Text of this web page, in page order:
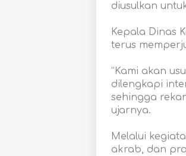
diusulkan
Kepala Dinas
terus
“Kami akan
dilengkapi
sehingga
ujarnya.
Melalui
akrab, dan